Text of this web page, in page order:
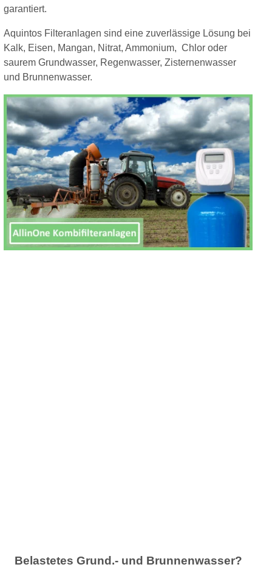
garantiert.
Aquintos Filteranlagen sind eine zuverlässige Lösung bei
Kalk, Eisen, Mangan, Nitrat, Ammonium, Chlor oder
saurem Grundwasser, Regenwasser, Zisternenwasser
und Brunnenwasser.
Belastetes Grund.- und Brunnenwasser?